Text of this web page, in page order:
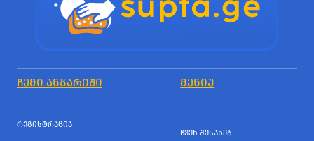
ᲩᲔᲛᲘ ᲐᲜᲒᲐᲠᲘᲨᲘ ᲛᲔᲜᲘᲣ
ᲠᲔᲒᲘᲡᲢᲠᲐᲪᲘᲐ
ᲩᲕᲔᲜ ᲨᲔᲡᲐᲮᲔᲑ